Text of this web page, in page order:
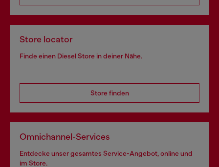
Store locator
Finde einen Diesel Store in deiner Nähe.
Store finden
Omnichannel-Services
Entdecke unser gesamtes Service-Angebot, online und
im Store.